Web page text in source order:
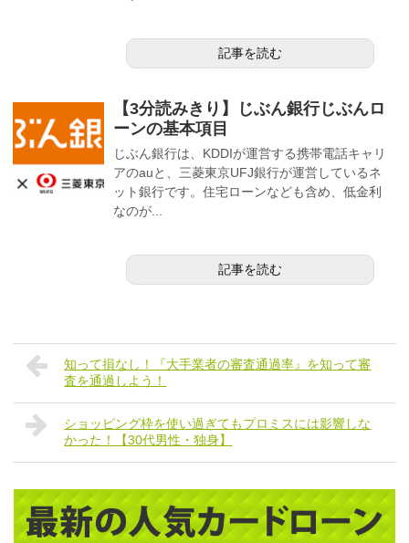
記事を読む
【3分読みきり】じぶん銀行じぶんロ
ーンの基本項目
じぶん銀行は、KDDIが運営する携帯電話キャリ
アのauと、三菱東京UFJ銀行が運営しているネ
ット銀行です。住宅ローンなども含め、低金利
なのが...
記事を読む
知って損なし！『大手業者の審査通過率』を知って審
査を通過しよう！
ショッピング枠を使い過ぎてもプロミスには影響しな
かった！【30代男性・独身】